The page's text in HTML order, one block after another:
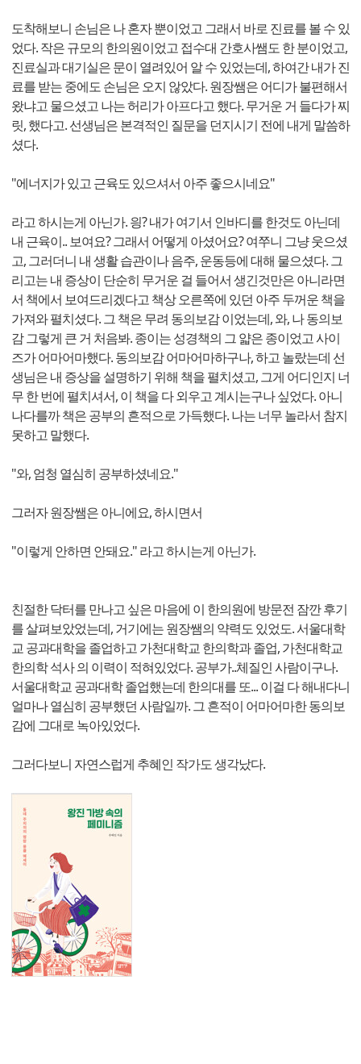
도착해보니 손님은 나 혼자 뿐이었고 그래서 바로 진료를 볼 수 있
었다. 작은 규모의 한의원이었고 접수대 간호사쌤도 한 분이었고,
진료실과 대기실은 문이 열려있어 알 수 있었는데, 하여간 내가 진
료를 받는 중에도 손님은 오지 않았다. 원장쌤은 어디가 불편해서
왔냐고 물으셨고 나는 허리가 아프다고 했다. 무거운 거 들다가 찌
릿, 했다고. 선생님은 본격적인 질문을 던지시기 전에 내게 말씀하
셨다.
"에너지가 있고 근육도 있으셔서 아주 좋으시네요"
라고 하시는게 아닌가. 읭? 내가 여기서 인바디를 한것도 아닌데
내 근육이.. 보여요? 그래서 어떻게 아셨어요? 여쭈니 그냥 웃으셨
고, 그러더니 내 생활 습관이나 음주, 운동등에 대해 물으셨다. 그
리고는 내 증상이 단순히 무거운 걸 들어서 생긴것만은 아니라면
서 책에서 보여드리겠다고 책상 오른쪽에 있던 아주 두꺼운 책을
가져와 펼치셨다. 그 책은 무려 동의보감 이었는데, 와, 나 동의보
감 그렇게 큰 거 처음봐. 종이는 성경책의 그 얇은 종이었고 사이
즈가 어마어마했다. 동의보감 어마어마하구나, 하고 놀랐는데 선
생님은 내 증상을 설명하기 위해 책을 펼치셨고, 그게 어디인지 너
무 한 번에 펼치셔서, 이 책을 다 외우고 계시는구나 싶었다. 아니
나다를까 책은 공부의 흔적으로 가득했다. 나는 너무 놀라서 참지
못하고 말했다.
"와, 엄청 열심히 공부하셨네요."
그러자 원장쌤은 아니에요, 하시면서
"이렇게 안하면 안돼요." 라고 하시는게 아닌가.
친절한 닥터를 만나고 싶은 마음에 이 한의원에 방문전 잠깐 후기
를 살펴보았었는데, 거기에는 원장쌤의 약력도 있었도. 서울대학
교 공과대학을 졸업하고 가천대학교 한의학과 졸업, 가천대학교
한의학 석사 의 이력이 적혀있었다. 공부가..체질인 사람이구나.
서울대학교 공과대학 졸업했는데 한의대를 또... 이걸 다 해내다니
얼마나 열심히 공부했던 사람일까. 그 흔적이 어마어마한 동의보
감에 그대로 녹아있었다.
그러다보니 자연스럽게 추혜인 작가도 생각났다.